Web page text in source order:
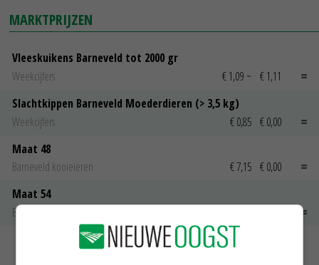
MARKTPRIJZEN
Vleeskuikens Barneveld tot 2000 gr
Weekcijfers
€ 1,09 ~ € 1,11
Slachtkippen Barneveld Moederdieren (> 3,5 kg)
Weekcijfers
€ 0,85 € 0,00
Maat 48
Barneveld kooieieren
€ 7,15 € 0,00
Maat 54
Barneveld kooieieren
MEER MARKTPRIJZEN